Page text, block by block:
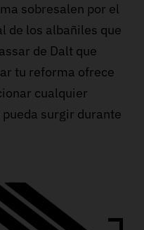
sobresalen por el
de los albañiles que
de Dalt que
tu reforma ofrece
cualquier
surgir durante